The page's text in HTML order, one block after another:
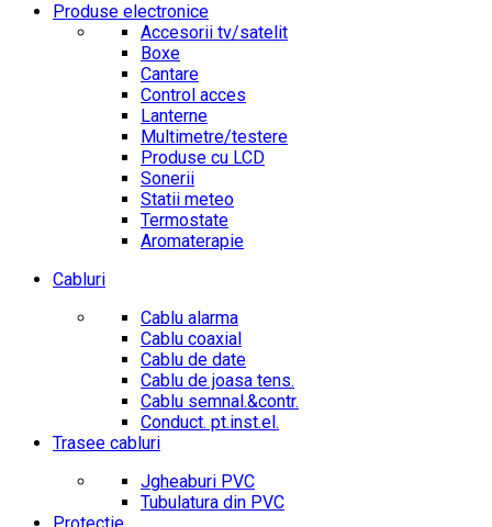
Produse electronice
Accesorii tv/satelit
Boxe
Cantare
Control acces
Lanterne
Multimetre/testere
Produse cu LCD
Sonerii
Statii meteo
Termostate
Aromaterapie
Cabluri
Cablu alarma
Cablu coaxial
Cablu de date
Cablu de joasa tens.
Cablu semnal.&contr.
Conduct. pt.inst.el.
Trasee cabluri
Jgheaburi PVC
Tubulatura din PVC